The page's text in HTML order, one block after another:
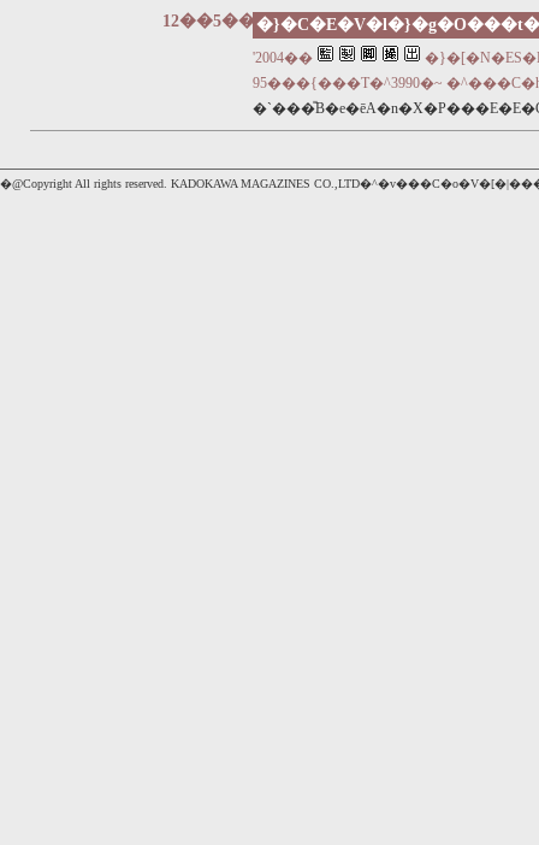
12��5��
'2004��
95���{���T�^3990�~
�@Copyright All rights reserved. KADOKAWA MAGAZINES